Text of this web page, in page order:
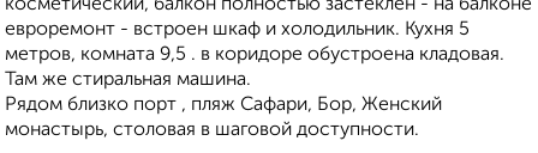
косметический, балкон полностью застеклен - на балконе
евроремонт - встроен шкаф и холодильник. Кухня 5
метров, комната 9,5 . в коридоре обустроена кладовая.
Там же стиральная машина.
Рядом близко порт , пляж Сафари, Бор, Женский
монастырь, столовая в шаговой доступности.